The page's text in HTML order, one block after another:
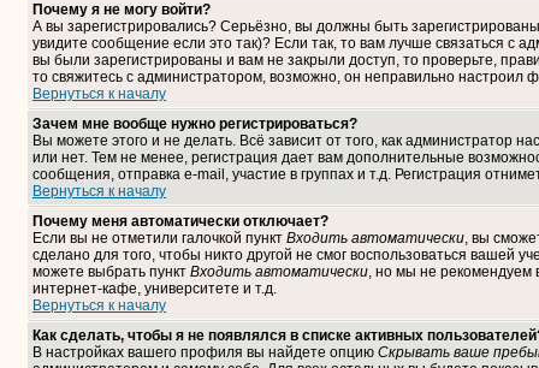
Почему я не могу войти?
А вы зарегистрировались? Серьёзно, вы должны быть
увидите сообщение если это так)? Если так, то вам лучше связаться с
вы были зарегистрированы и вам не закрыли доступ, то проверьте,
то свяжитесь с администратором, возможно, он неправильно настроил
Вернуться к началу
Зачем мне вообще нужно регистрироваться?
Вы можете этого и не делать. Всё зависит от того, как
или нет. Тем не менее, регистрация дает вам дополнительные
сообщения, отправка e-mail, участие в группах и т.д. Регистрация
Вернуться к началу
Почему меня автоматически отключает?
Если вы не отметили галочкой пункт Входить автоматически, вы
сделано для того, чтобы никто другой не смог воспользоваться вашей
можете выбрать пункт Входить автоматически, но мы не рекомендуем
интернет-кафе, университете и т.д.
Вернуться к началу
Как сделать, чтобы я не появлялся в списке активных
В настройках вашего профиля вы найдете опцию Скрывать ваше